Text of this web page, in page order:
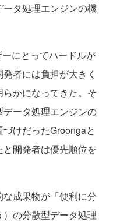
タ処理エンジンの機
にとってハードルが
者には負担が大きく
かになってきた。そ
ータ処理エンジンの
けだったGroongaと
開発者は優先順位を
成果物が「便利に分
の分散型データ処理